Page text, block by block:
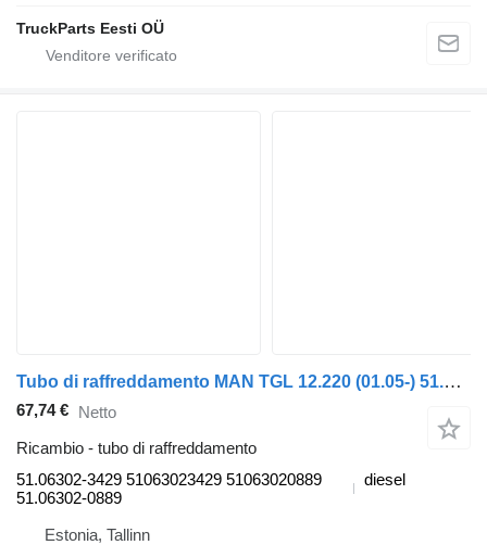
TruckParts Eesti OÜ
Tubo di raffreddamento MAN TGL 12.220 (01.05-) 51.06302-3429 per trattore stradale MAN TGL, TGM, TGS, TGX (2005-2021)
67,74 € Netto
Ricambio - tubo di raffreddamento
51.06302-3429 51063023429 51063020889
51.06302-0889
diesel
Estonia, Tallinn